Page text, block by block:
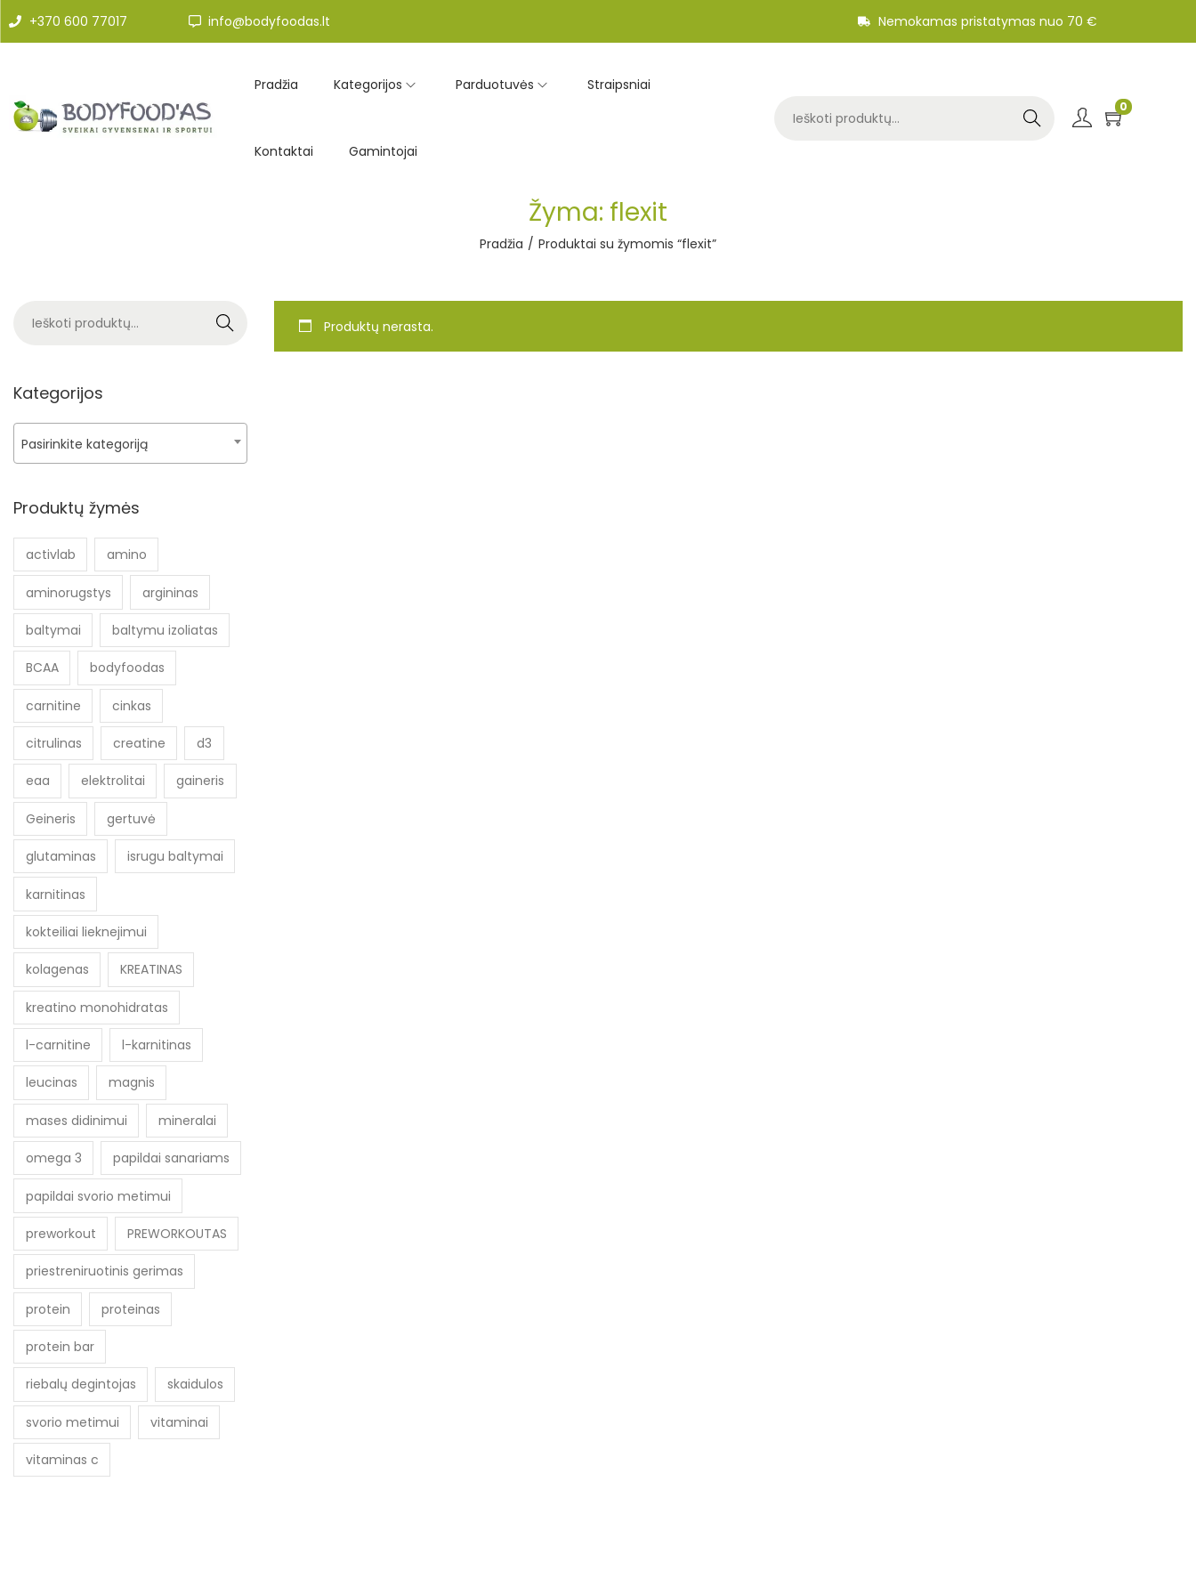
+370 600 77017 info@bodyfoodas.lt Nemokamas pristatymas nuo 70 €
Pradžia Kategorijos Parduotuvės Straipsniai
Kontaktai Gamintojai
Search
0
Žyma: flexit
Pradžia / Produktai su žymomis “flexit”
Produktų nerasta.
Search
Kategorijos
Pasirinkite kategoriją
Produktų žymės
activlab amino
aminorugstys argininas
baltymai baltymu izoliatas
BCAA bodyfoodas
carnitine cinkas
citrulinas creatine d3
eaa elektrolitai gaineris
Geineris gertuvė
glutaminas isrugu baltymai
karnitinas
kokteiliai lieknejimui
kolagenas KREATINAS
kreatino monohidratas
l-carnitine l-karnitinas
leucinas magnis
mases didinimui mineralai
omega 3 papildai sanariams
papildai svorio metimui
preworkout PREWORKOUTAS
priestreniruotinis gerimas
protein proteinas
protein bar
riebalų degintojas skaidulos
svorio metimui vitaminai
vitaminas c